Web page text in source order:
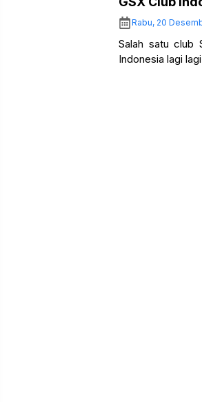
Rabu, 20
Salah satu club
Indonesia lagi